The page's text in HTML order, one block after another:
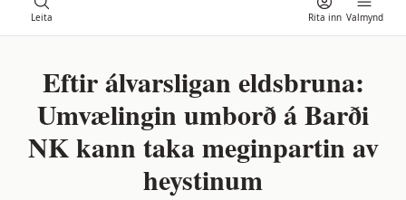
Leita Valmynd
Rita inn
Eftir álvarsligan eldsbruna:
Umvælingin umborð á Barði
NK kann taka meginpartin av
heystinum